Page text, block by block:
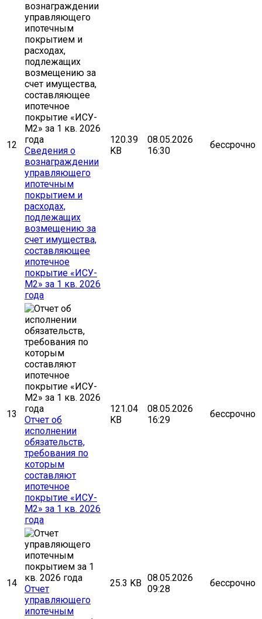
12
Сведения о
вознаграждении
управляющего
ипотечным
покрытием и
расходах,
подлежащих
возмещению за
счет имущества,
составляющее
ипотечное
покрытие «ИСУ-
М2» за 1 кв. 2026
года
120.39
KB
08.05.2026
16:30
бессрочно
13
Отчет об
исполнении
обязательств,
требования по
которым
составляют
ипотечное
покрытие «ИСУ-
М2» за 1 кв. 2026
года
121.04
KB
08.05.2026
16:29
бессрочно
14
Отчет
управляющего
ипотечным
25.3 KB 08.05.2026
09:28
бессрочно